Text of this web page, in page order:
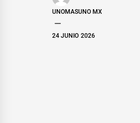
UNOMASUNO MX
24 JUNIO 2026